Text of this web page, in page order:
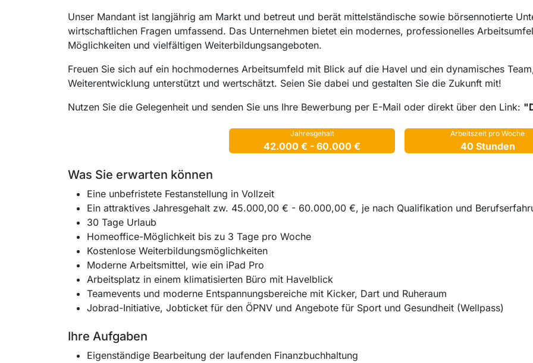
Unser Mandant ist langjährig am Markt und betreut und berät mittelständische sowie börsennotierte
wirtschaftlichen Fragen umfassend. Das Unternehmen bietet ein modernes, professionelles
Möglichkeiten und vielfältigen Weiterbildungsangeboten.
Freuen Sie sich auf ein hochmodernes Arbeitsumfeld mit Blick auf die Havel und ein dynamisches
Weiterentwicklung unterstützt und wertschätzt. Seien Sie dabei und gestalten Sie die Zukunft mit!
Nutzen Sie die Gelegenheit und senden Sie uns Ihre Bewerbung per E-Mail oder direkt über den Link:
Jahresgehalt
42.000 € - 60.000 €
Arbeitszeit pro Woche
40 Stunden
Was Sie erwarten können
Eine unbefristete Festanstellung in Vollzeit
Ein attraktives Jahresgehalt zw. 45.000,00 € - 60.000,00 €, je nach Qualifikation und
30 Tage Urlaub
Homeoffice-Möglichkeit bis zu 3 Tage pro Woche
Kostenlose Weiterbildungsmöglichkeiten
Moderne Arbeitsmittel, wie ein iPad Pro
Arbeitsplatz in einem klimatisierten Büro mit Havelblick
Teamevents und moderne Entspannungsbereiche mit Kicker, Dart und Ruheraum
Jobrad-Initiative, Jobticket für den ÖPNV und Angebote für Sport und Gesundheit (Wellpass)
Ihre Aufgaben
Eigenständige Bearbeitung der laufenden Finanzbuchhaltung